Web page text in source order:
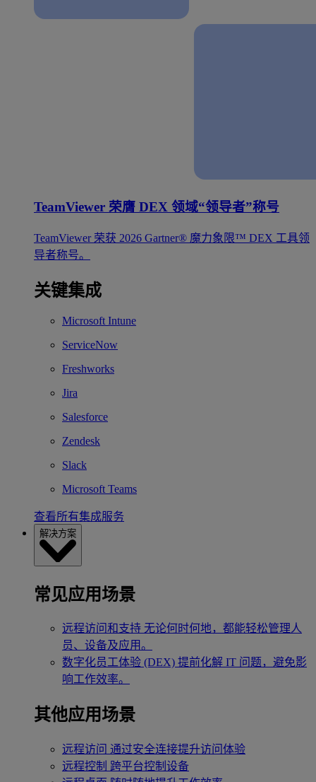
TeamViewer 荣膺 DEX 领域“领导者”称号
TeamViewer 荣获 2026 Gartner® 魔力象限™ DEX 工具领
导者称号。
关键集成
Microsoft Intune
ServiceNow
Freshworks
Jira
Salesforce
Zendesk
Slack
Microsoft Teams
查看所有集成服务
解决方案
常见应用场景
远程访问和支持 无论何时何地，都能轻松管理人
员、设备及应用。
数字化员工体验 (DEX) 提前化解 IT 问题，避免影
响工作效率。
其他应用场景
远程访问 通过安全连接提升访问体验
远程控制 跨平台控制设备